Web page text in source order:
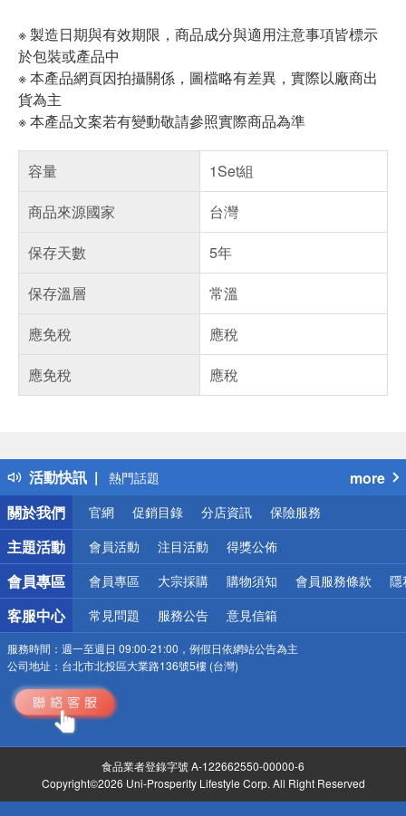
※ 製造日期與有效期限，商品成分與適用注意事項皆標示
於包裝或產品中
※ 本產品網頁因拍攝關係，圖檔略有差異，實際以廠商出
貨為主
※ 本產品文案若有變動敬請參照實際商品為準
容量
1Set組
商品來源國家
台灣
保存天數
5年
保存溫層
常溫
應免稅
應稅
應免稅
應稅
活動快訊
得獎公告
熱門話題
銀行優惠
偏遠地區配送
詐騙網頁！請小心！
more
關於我們
官網 促銷目錄 分店資訊 保險服務
主題活動 會員活動 注目活動 得獎公佈
會員專區 會員專區 大宗採購 購物須知 會員服務條款 隱
客服中心 常見問題 服務公告 意見信箱
服務時間： 週一至週日 09:00-21:00，例假日依網站公告為主
公司地址： 台北市北投區大業路136號5樓 (台灣)
食品業者登錄字號 A-122662550-00000-6
Copyright©2026 Uni-Prosperity Lifestyle Corp. All Right Reserved